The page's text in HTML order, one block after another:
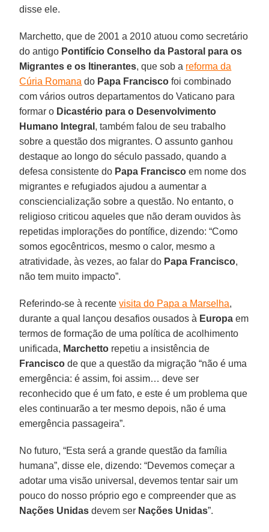
disse ele.
Marchetto, que de 2001 a 2010 atuou como secretário
do antigo Pontifício Conselho da Pastoral para os
Migrantes e os Itinerantes, que sob a reforma da
Cúria Romana do Papa Francisco foi combinado
com vários outros departamentos do Vaticano para
formar o Dicastério para o Desenvolvimento
Humano Integral , também falou de seu trabalho
sobre a questão dos migrantes. O assunto ganhou
destaque ao longo do século passado, quando a
defesa consistente do Papa Francisco em nome dos
migrantes e refugiados ajudou a aumentar a
consciencialização sobre a questão. No entanto, o
religioso criticou aqueles que não deram ouvidos às
repetidas implorações do pontífice, dizendo: “Como
somos egocêntricos, mesmo o calor, mesmo a
atratividade, às vezes, ao falar do Papa Francisco,
não tem muito impacto”.
Referindo-se à recentevisita do Papa a Marselha,
durante a qual lançou desafios ousados ​​à Europa em
termos de formação de uma política de acolhimento
unificada, Marchetto repetiu a insistência de
Francisco de que a questão da migração “não é uma
emergência: é assim, foi assim… deve ser
reconhecido que é um fato, e este é um problema que
eles continuarão a ter mesmo depois, não é uma
emergência passageira”.
No futuro, “Esta será a grande questão da família
humana”, disse ele, dizendo: “Devemos começar a
adotar uma visão universal, devemos tentar sair um
pouco do nosso próprio ego e compreender que as
Nações Unidas devem ser Nações Unidas”.